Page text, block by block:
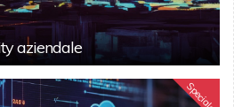
aziendale
Speciale